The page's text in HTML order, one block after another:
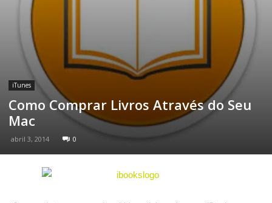
iTunes
Como Comprar Livros Através do Seu
Mac
abril 3, 2014 0